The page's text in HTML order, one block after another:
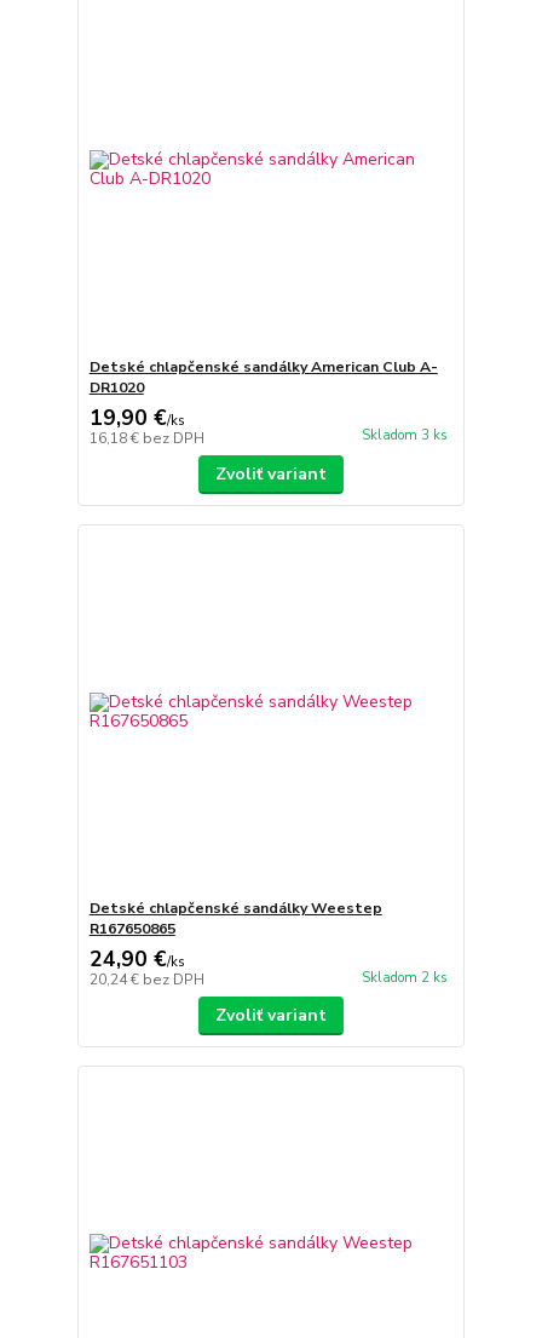
Detské chlapčenské sandálky American Club A-
DR1020
19,90 €/ks
16,18 € bez DPH Skladom 3 ks
Zvoliť variant
Detské chlapčenské sandálky Weestep
R167650865
24,90 €/ks
20,24 € bez DPH Skladom 2 ks
Zvoliť variant